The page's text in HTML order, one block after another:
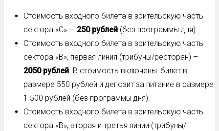
Стоимость входного билета в зрительскую часть
сектора «С» — 250 рублей (без программы дня).
Стоимость входного билета в зрительскую часть
сектора «В», первая линия (трибуны/ресторан) –
2050 рублей. В стоимость включены: билет в
размере 550 рублей и депозит за питание в размере
1 500 рублей (без программы дня).
Стоимость входного билета в зрительскую часть
сектора «В», вторая и третья линии (трибуны/